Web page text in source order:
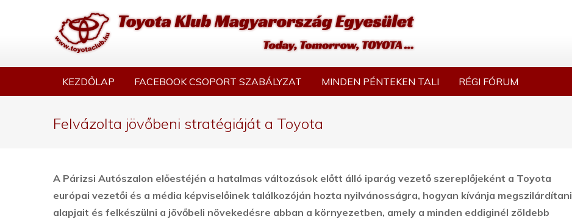
KEZDŐLAP FACEBOOK CSOPORT SZABÁLYZAT MINDEN PÉNTEKEN TALI RÉGI FÓRUM
Felvázolta jövőbeni stratégiáját a Toyota
A Párizsi Autószalon előestéjén a hatalmas változások előtt álló iparág vezető szereplőjeként a Toyota
európai vezetői és a média képviselőinek találkozóján hozta nyilvánosságra, hogyan kívánja megszilárdítani
alapjait és felkészülni a jövőbeli növekedésre abban a környezetben, amely a minden eddiginél zöldebb